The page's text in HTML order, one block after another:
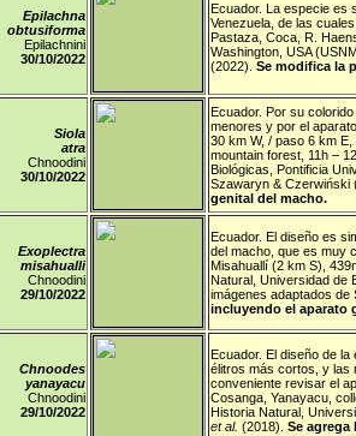
Epilachna
obtusiforma
Epilachnini
30/10/2022
Ecuador. La especie es
Venezuela, de las
Pastaza, Coca, R.
Washington, USA
(2022). Se modifica la
Siola
atra
Chnoodini
30/10/2022
Ecuador. Por su
menores y por el
30 km W, / paso 6 km E,
mountain forest, 11h –
Biológicas, Pontificia
Szawaryn & Czerwiński
genital del macho.
Exoplectra
misahualli
Chnoodini
29/10/2022
Ecuador. El diseño es
del macho, que es muy
Misahuallí (2 km S),
Natural, Universidad de
imágenes adaptados
incluyendo el aparato
Chnoodes
yanayacu
Chnoodini
29/10/2022
Ecuador. El diseño de
élitros más cortos, y las
conveniente revisar el
Cosanga, Yanayacu,
Historia Natural,
et al. (2018). Se agrega